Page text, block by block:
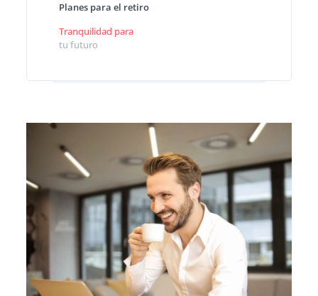
Planes para el retiro
Tranquilidad para
tu futuro